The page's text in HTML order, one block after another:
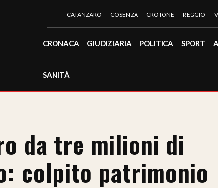
CATANZARO COSENZA CROTONE REGGIO
CRONACA GIUDIZIARIA POLITICA SPORT
SANITÀ
da tre milioni di
colpito patrimonio